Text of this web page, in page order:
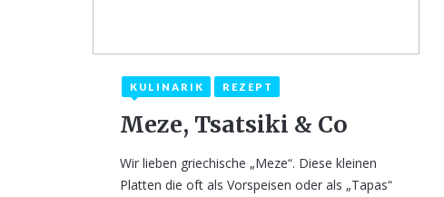
13. März 2024
KULINARIK REZEPT
Meze, Tsatsiki & Co
Wir lieben griechische „Meze“. Diese kleinen
Platten die oft als Vorspeisen oder als „Tapas“